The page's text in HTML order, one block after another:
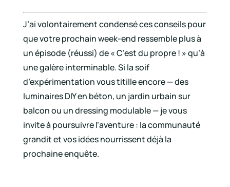
J’ai volontairement condensé ces conseils pour
que votre prochain week-end ressemble plus à
un épisode (réussi) de « C’est du propre ! » qu’à
une galère interminable. Si la soif
d’expérimentation vous titille encore — des
luminaires DIY en béton, un jardin urbain sur
balcon ou un dressing modulable — je vous
invite à poursuivre l’aventure : la communauté
grandit et vos idées nourrissent déjà la
prochaine enquête.